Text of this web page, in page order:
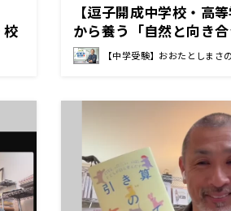
【逗子開成中学校・高
から養う「自然と向き
さ 小和田 亜土 校長先生
【中学受験】おおたとしまさ